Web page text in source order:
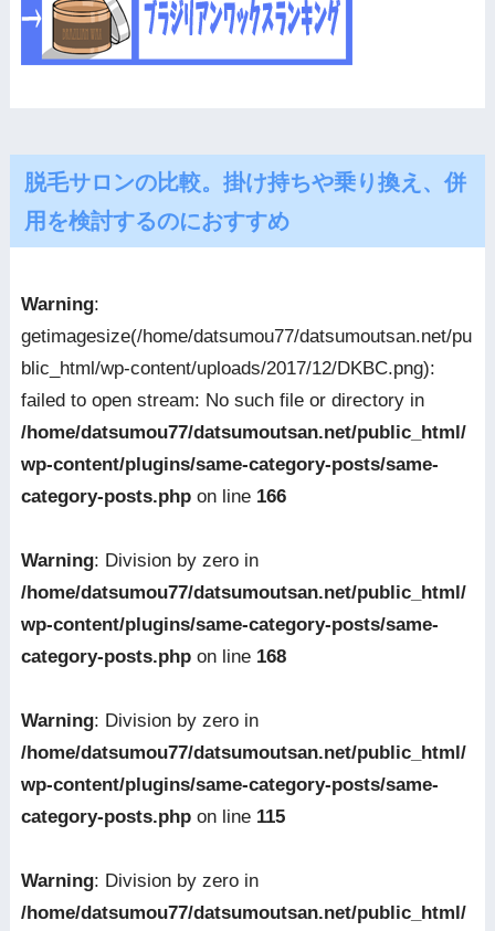
脱毛サロンの比較。掛け持ちや乗り換え、併
用を検討するのにおすすめ
Warning:
getimagesize(/home/datsumou77/datsumoutsan.net/pu
blic_html/wp-content/uploads/2017/12/DKBC.png):
failed to open stream: No such file or directory in
/home/datsumou77/datsumoutsan.net/public_html/
wp-content/plugins/same-category-posts/same-
category-posts.phpon line 166
Warning: Division by zero in
/home/datsumou77/datsumoutsan.net/public_html/
wp-content/plugins/same-category-posts/same-
category-posts.phpon line 168
Warning: Division by zero in
/home/datsumou77/datsumoutsan.net/public_html/
wp-content/plugins/same-category-posts/same-
category-posts.phpon line 115
Warning: Division by zero in
/home/datsumou77/datsumoutsan.net/public_html/